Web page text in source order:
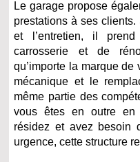
Le garage propose
prestations à ses
et l’entretien, il
carrosserie et de
qu’importe la marque de
mécanique et le
même partie des
vous êtes en outre en
résidez et avez besoin
urgence, cette structure